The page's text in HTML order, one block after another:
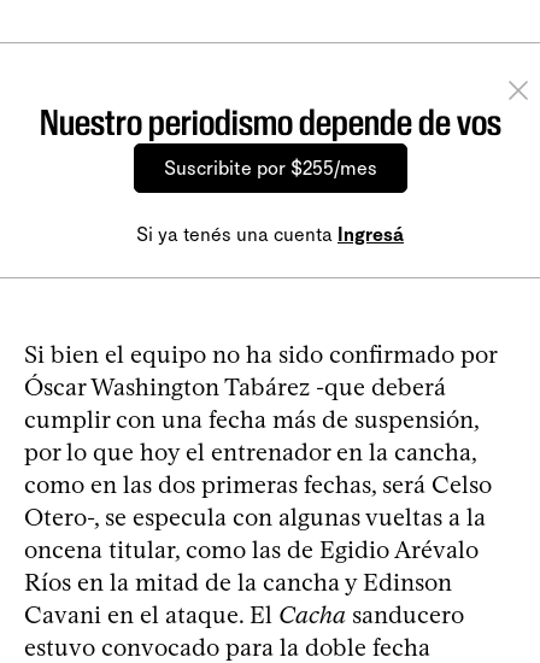
Nuestro periodismo depende de vos
Suscribite por $255/mes
Si ya tenés una cuenta Ingresá
Si bien el equipo no ha sido confirmado por
Óscar Washington Tabárez -que deberá
cumplir con una fecha más de suspensión,
por lo que hoy el entrenador en la cancha,
como en las dos primeras fechas, será Celso
Otero-, se especula con algunas vueltas a la
oncena titular, como las de Egidio Arévalo
Ríos en la mitad de la cancha y Edinson
Cavani en el ataque. El Cacha sanducero
estuvo convocado para la doble fecha